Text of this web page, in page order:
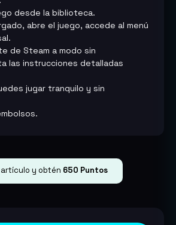
desde la biblioteca.
abre el juego, accede al menú
de Steam a modo sin
las instrucciones detalladas
jugar tranquilo y sin
y obtén 650 Puntos